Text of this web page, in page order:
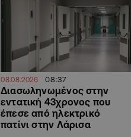
08.08.2026 08:37
Διασωληνωμένος στην
εντατική 43χρονος που
έπεσε από ηλεκτρικό
πατίνι στην Λάρισα